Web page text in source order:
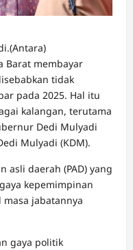
Barat membayar
tidak
pada 2025. Hal itu
kalangan, terutama
Dedi Mulyadi
Mulyadi (KDM).
asli daerah (PAD) yang
kepemimpinan
jabatannya
gaya politik